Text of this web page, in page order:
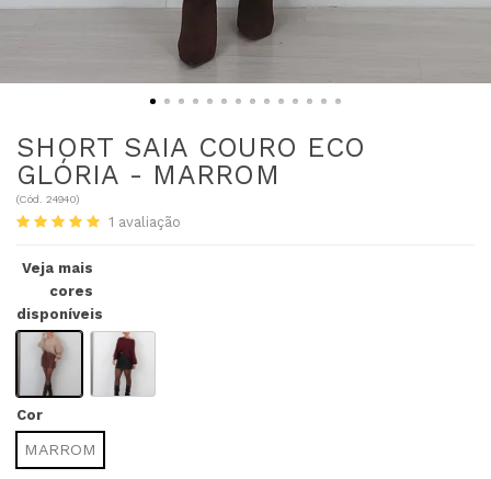
SHORT SAIA COURO ECO
GLÓRIA - MARROM
(Cód. 24940)
1 avaliação
Veja mais
cores
disponíveis
Cor
MARROM